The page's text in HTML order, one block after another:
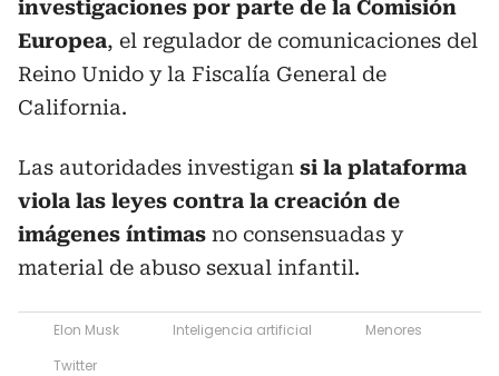
investigaciones por parte de la Comisión
Europea, el regulador de comunicaciones del
Reino Unido y la Fiscalía General de
California.
Las autoridades investigan si la plataforma
viola las leyes contra la creación de
imágenes íntimas no consensuadas y
material de abuso sexual infantil.
Elon Musk Inteligencia artificial
Menores
Twitter